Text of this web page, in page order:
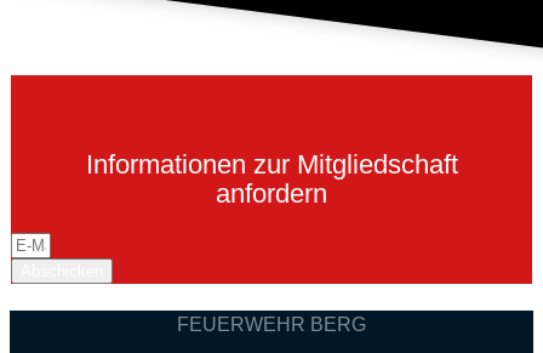
Informationen zur Mitgliedschaft
anfordern
FEUERWEHR BERG